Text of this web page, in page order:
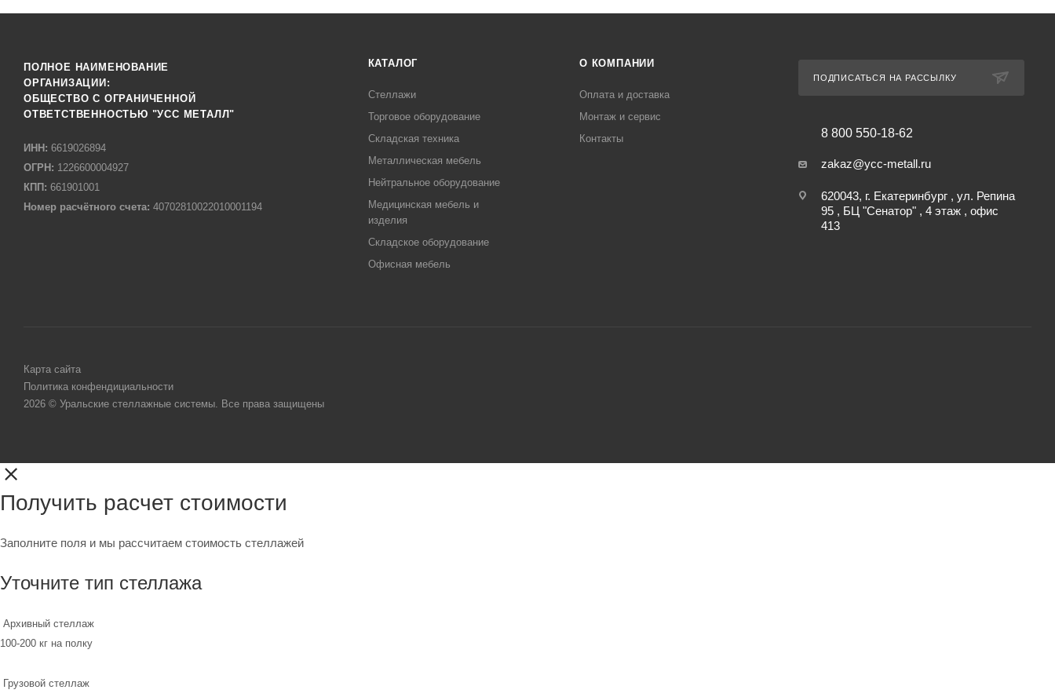
ПОЛНОЕ НАИМЕНОВАНИЕ
ОРГАНИЗАЦИИ:
ОБЩЕСТВО С ОГРАНИЧЕННОЙ
ОТВЕТСТВЕННОСТЬЮ "УСС МЕТАЛЛ"
ИНН: 6619026894
ОГРН: 1226600004927
КПП: 661901001
Номер расчётного счета: 40702810022010001194
КАТАЛОГ
Стеллажи
Торговое оборудование
Складская техника
Металлическая мебель
Нейтральное оборудование
Медицинская мебель и
изделия
Складское оборудование
Офисная мебель
О КОМПАНИИ
Оплата и доставка
Монтаж и сервис
Контакты
ПОДПИСАТЬСЯ НА РАССЫЛКУ
8 800 550-18-62
zakaz@ycc-metall.ru
620043, г. Екатеринбург , ул. Репина
95 , БЦ "Сенатор" , 4 этаж , офис
413
Карта сайта
Политика конфендициальности
2026 © Уральские стеллажные системы. Все права защищены
Получить расчет стоимости
Заполните поля и мы рассчитаем стоимость стеллажей
Уточните тип стеллажа
Архивный стеллаж
100-200 кг на полку
Грузовой стеллаж